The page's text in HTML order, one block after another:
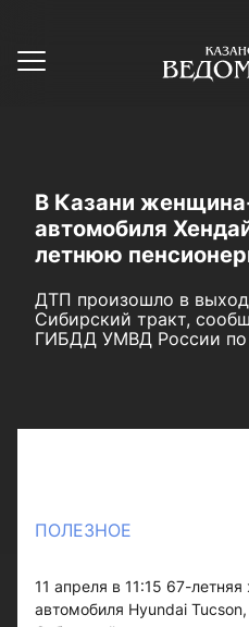
В Казани
автомобиля
летнюю
ДТП произошло в
Сибирский тракт,
ГИБДД УМВД России по
ПОЛЕЗНОЕ
11 апреля в 11:15 67-
автомобиля Hyundai